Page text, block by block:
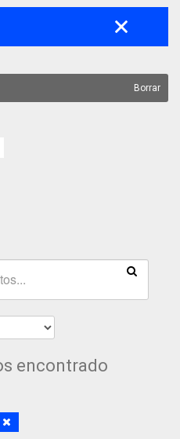
Borrar
encontrado